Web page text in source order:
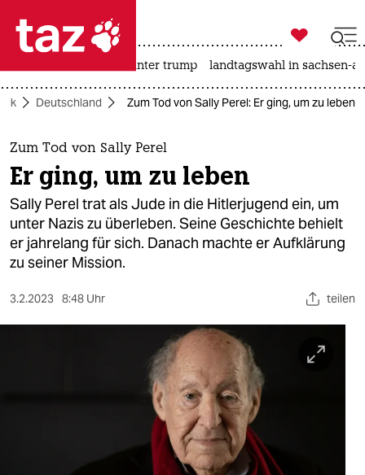
 taz zahl ich
taz zahl ich
themen
politik
öko
gesellschaft
kultur
sport

taz zahl ich
usa unter trump landtagswahl in sachsen-
Deutschland Zum Tod von Sally Perel: Er ging, um zu leben
Zum Tod von Sally Perel
Er ging, um zu leben
Sally Perel trat als Jude in die Hitlerjugend ein, um
unter Nazis zu überleben. Seine Geschichte behielt
er jahrelang für sich. Danach machte er Aufklärung
zu seiner Mission.
3.2.2023 8:48 Uhr teilen